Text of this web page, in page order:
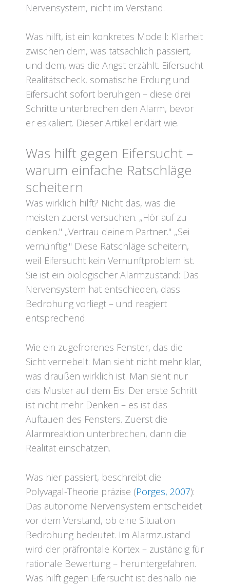
Nervensystem, nicht im Verstand.
Was hilft, ist ein konkretes Modell: Klarheit
zwischen dem, was tatsächlich passiert,
und dem, was die Angst erzählt. Eifersucht
Realitätscheck, somatische Erdung und
Eifersucht sofort beruhigen – diese drei
Schritte unterbrechen den Alarm, bevor
er eskaliert. Dieser Artikel erklärt wie.
Was hilft gegen Eifersucht –
warum einfache Ratschläge
scheitern
Was wirklich hilft? Nicht das, was die
meisten zuerst versuchen. „Hör auf zu
denken." „Vertrau deinem Partner." „Sei
vernünftig." Diese Ratschläge scheitern,
weil Eifersucht kein Vernunftproblem ist.
Sie ist ein biologischer Alarmzustand: Das
Nervensystem hat entschieden, dass
Bedrohung vorliegt – und reagiert
entsprechend.
Wie ein zugefrorenes Fenster, das die
Sicht vernebelt: Man sieht nicht mehr klar,
was draußen wirklich ist. Man sieht nur
das Muster auf dem Eis. Der erste Schritt
ist nicht mehr Denken – es ist das
Auftauen des Fensters. Zuerst die
Alarmreaktion unterbrechen, dann die
Realität einschätzen.
Was hier passiert, beschreibt die
Polyvagal-Theorie präzise (Porges, 2007):
Das autonome Nervensystem entscheidet
vor dem Verstand, ob eine Situation
Bedrohung bedeutet. Im Alarmzustand
wird der präfrontale Kortex – zuständig für
rationale Bewertung – heruntergefahren.
Was hilft gegen Eifersucht ist deshalb nie